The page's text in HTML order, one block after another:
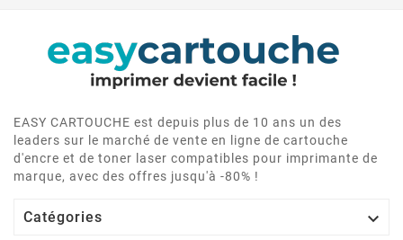
EASY CARTOUCHE est depuis plus de 10 ans un des
leaders sur le marché de vente en ligne de cartouche
d'encre et de toner laser compatibles pour imprimante de
marque, avec des offres jusqu'à -80% !
Catégories 